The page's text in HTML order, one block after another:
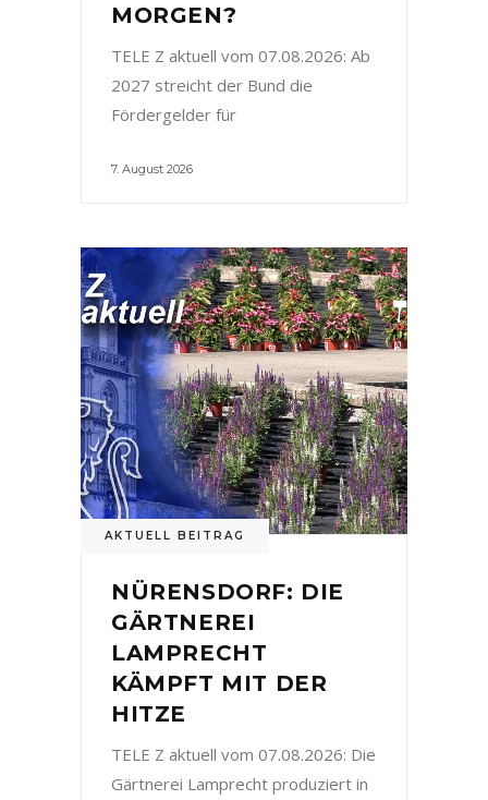
MORGEN?
TELE Z aktuell vom 07.08.2026: Ab
2027 streicht der Bund die
Fördergelder für
7. August 2026
AKTUELL BEITRAG
NÜRENSDORF: DIE
GÄRTNEREI
LAMPRECHT
KÄMPFT MIT DER
HITZE
TELE Z aktuell vom 07.08.2026: Die
Gärtnerei Lamprecht produziert in